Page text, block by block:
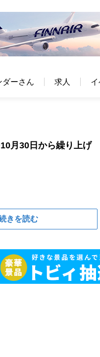
ダーさん 求人
月30日から繰り上げ
きを読む